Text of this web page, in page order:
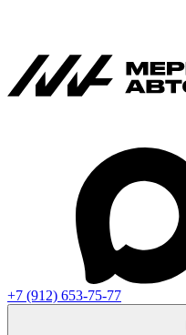
+7 (912) 653-75-77